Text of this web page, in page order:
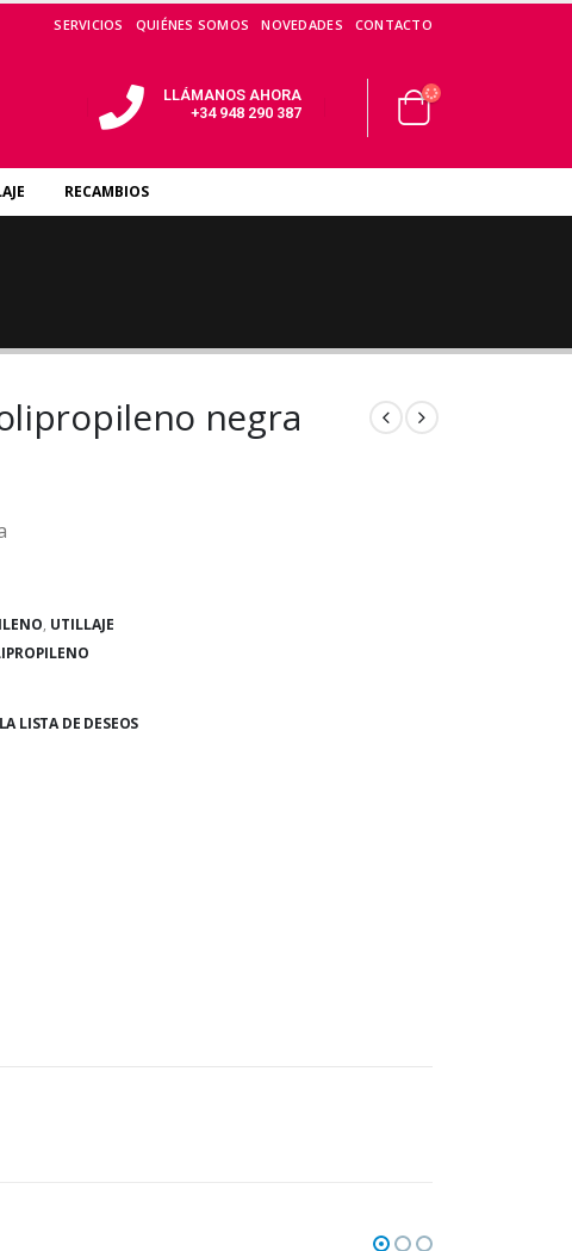
SERVICIOS QUIÉNES SOMOS NOVEDADES CONTACTO
LLÁMANOS AHORA
+34 948 290 387
RECAMBIOS
negra
, UTILLAJE
LISTA DE DESEOS